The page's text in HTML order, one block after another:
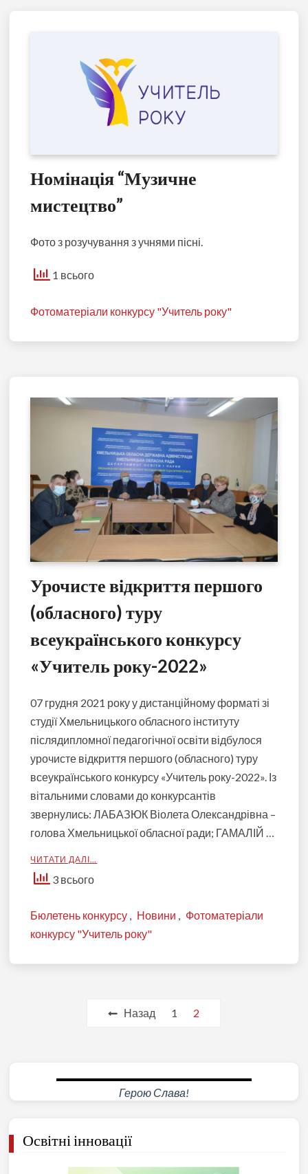
Номінація “Музичне
мистецтво”
Фото з розучування з учнями пісні.
1 всього
Фотоматеріали конкурсу "Учитель року"
Урочисте відкриття першого
(обласного) туру
всеукраїнського конкурсу
«Учитель року-2022»
07 грудня 2021 року у дистанційному форматі зі
студії Хмельницького обласного інституту
післядипломної педагогічної освіти відбулося
урочисте відкриття першого (обласного) туру
всеукраїнського конкурсу «Учитель року-2022». Із
вітальними словами до конкурсантів
звернулись: ЛАБАЗЮК Віолета Олександрівна –
голова Хмельницької обласної ради; ГАМАЛІЙ …
ЧИТАТИ ДАЛІ…
3 всього
Бюлетень конкурсу , Новини , Фотоматеріали
конкурсу "Учитель року"
Назад 1 2
Герою Слава!
Освітні інновації